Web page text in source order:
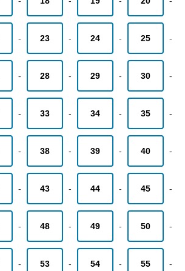
- 23 - 24 - 25 -
- 28 - 29 - 30 -
- 33 - 34 - 35 -
- 38 - 39 - 40 -
- 43 - 44 - 45 -
- 48 - 49 - 50 -
- 53 - 54 - 55 -